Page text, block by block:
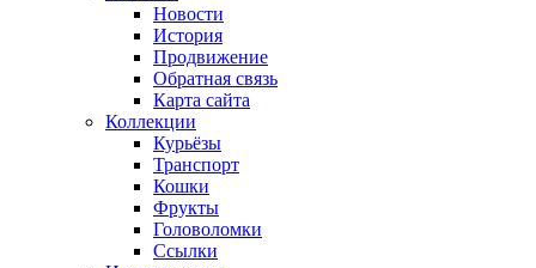
Новости
История
Продвижение
Обратная связь
Карта сайта
Коллекции
Курьёзы
Транспорт
Кошки
Фрукты
Головоломки
Ссылки